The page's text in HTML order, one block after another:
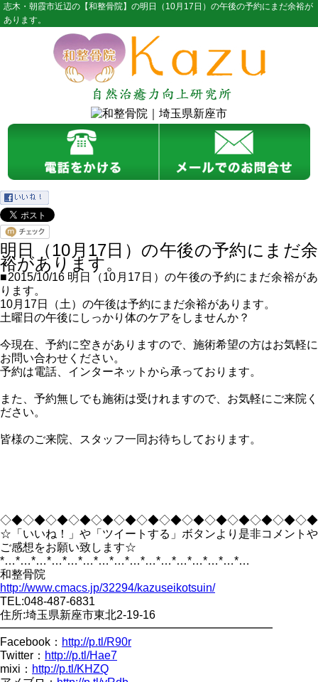
志木・朝霞市近辺の【和整骨院】の明日（10月17日）の午後の予約にまだ余裕が
あります。
明日（10月17日）の午後の予約にまだ余
裕があります。
■2015/10/16 明日（10月17日）の午後の予約にまだ余裕があ
ります。
10月17日（土）の午後は予約にまだ余裕があります。
土曜日の午後にしっかり体のケアをしませんか？
今現在、予約に空きがありますので、施術希望の方はお気軽に
お問い合わせください。
予約は電話、インターネットから承っております。
また、予約無しでも施術は受けれますので、お気軽にご来院く
ださい。
皆様のご来院、スタッフ一同お待ちしております。
☆「いいね！」や「ツイートする」ボタンより是非コメントや
ご感想をお願い致します☆
*…*…*…*…*…*…*…*…*…*…*…*…*…*…*…*…
和整骨院
http://www.cmacs.jp/32294/kazuseikotsuin/
TEL:048-487-6831
住所:埼玉県新座市東北2-19-16
━━━━━━━━━━━━━━━━━━━━━━━━
Facebook： http://p.tl/R90r
Twitter： http://p.tl/Hae7
mixi： http://p.tl/KHZQ